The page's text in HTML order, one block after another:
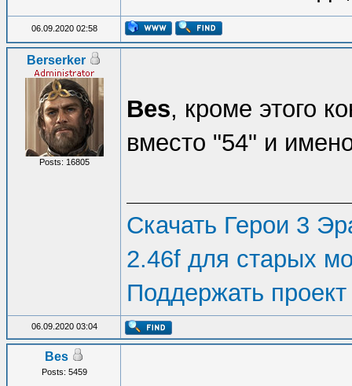
06.09.2020 02:58
Berserker
Posts: 16805
Bes, кроме этого
вместо "54" и
Скачать Герои 3
2.46f для старых
Поддержать проект
06.09.2020 03:04
Bes
Posts: 5459